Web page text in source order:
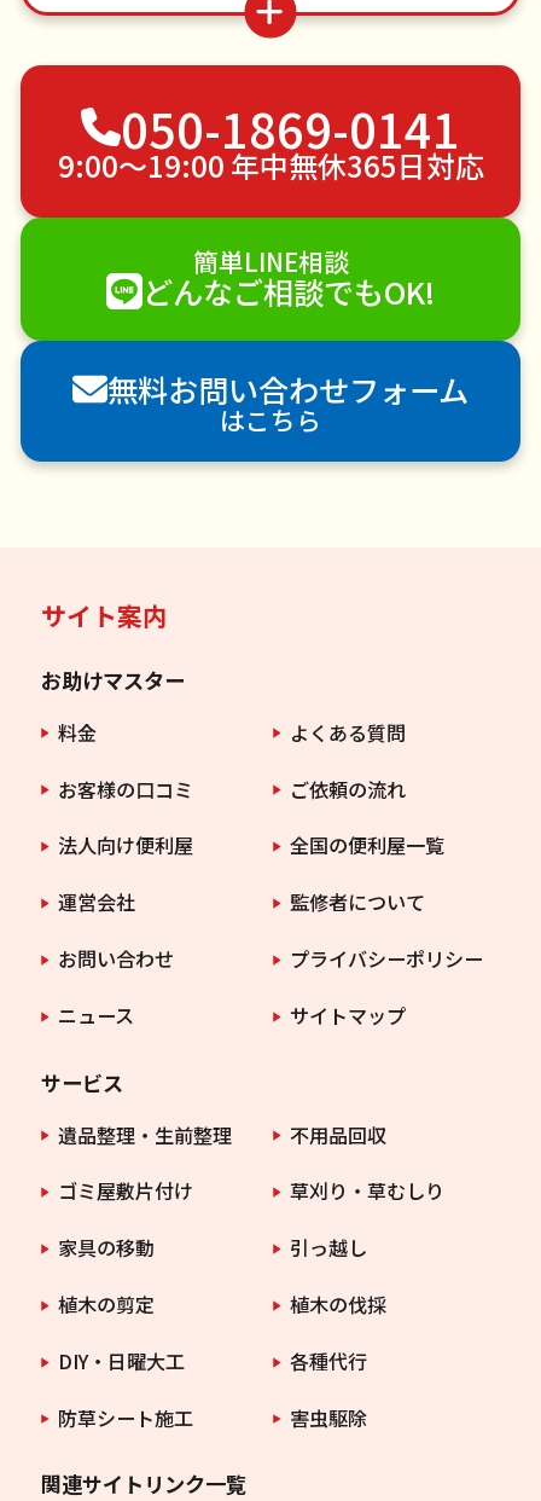
クモの駆除
蜂の巣駆除
お庭の水やり
不用品回収
ゴミ屋敷片付け
草刈り・草むしり
植木の伐採
手すり取り付け
ペットのお世話
エアコンクリーニング
DIY・日曜大工
ハウスクリーニング
雪かき・雪下ろし
電球交換
襖（ふすま）の張替え
空き家管理
害獣駆除
防草シート施工
ナメクジ駆除
害虫駆除
050-1869-0141
9:00〜19:00 年中無休365日対応
簡単LINE相談
どんなご相談でもOK!
無料お問い合わせフォーム
はこちら
サイト案内
お助けマスター
料金
よくある質問
お客様の口コミ
ご依頼の流れ
法人向け便利屋
全国の便利屋一覧
運営会社
監修者について
お問い合わせ
プライバシーポリシー
ニュース
サイトマップ
サービス
遺品整理・生前整理
不用品回収
ゴミ屋敷片付け
草刈り・草むしり
家具の移動
引っ越し
植木の剪定
植木の伐採
DIY・日曜大工
各種代行
防草シート施工
害虫駆除
関連サイトリンク一覧